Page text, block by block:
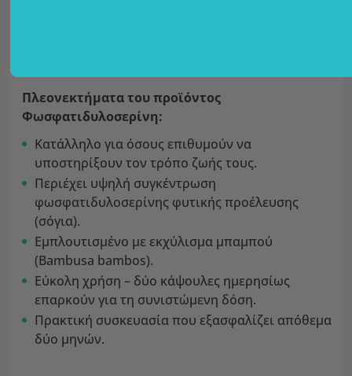
Πλεονεκτήματα του προϊόντος
Φωσφατιδυλοσερίνη:
Κατάλληλο για όσους επιθυμούν να
υποστηρίξουν τον τρόπο ζωής τους.
Περιέχει υψηλή συγκέντρωση
φωσφατιδυλοσερίνης φυτικής προέλευσης
(σόγια).
Εμπλουτισμένο με εκχύλισμα μπαμπού
(Bambusa bambos).
Εύκολη χρήση – δύο κάψουλες ημερησίως
επαρκούν για τη συνιστώμενη δόση.
Πρακτική συσκευασία που εξασφαλίζει απόθεμα
δύο μηνών.